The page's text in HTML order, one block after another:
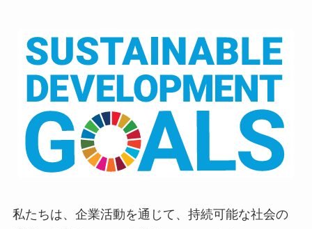
私たちは、企業活動を通じて、持続可能な社会の